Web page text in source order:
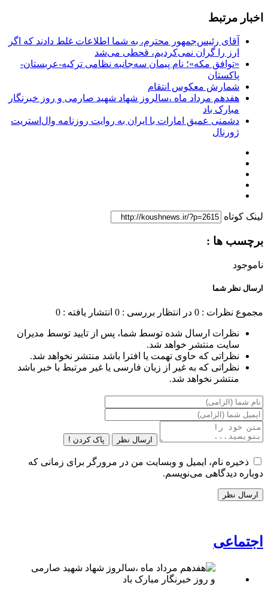
اخبار مرتبط
آقای رئیس‌جمهور محترم، به شما اطلاعات غلط دادند که اگر
ارز را گران نمی‌کردیم، قحطی می‌شد
«توافق مکه»؛ نام پیمان سه‌جانبه نظامی ترکیه-عربستان-
پاکستان
شمارش معکوس انتقام
هفدهم مرداد ماه ،سالروز شهاد شهید صارمی و روز خبرنگار
مبارک باد
دشمنی عمیق امارات با ایران به روایت روزنامه وال‌استریت
ژورنال
لینک کوتاه
برچسب ها :
ناموجود
ارسال نظر شما
مجموع نظرات : 0 در انتظار بررسی : 0 انتشار یافته : 0
نظرات ارسال شده توسط شما، پس از تایید توسط مدیران
سایت منتشر خواهد شد.
نظراتی که حاوی تهمت یا افترا باشد منتشر نخواهد شد.
نظراتی که به غیر از زبان فارسی یا غیر مرتبط با خبر باشد
منتشر نخواهد شد.
ارسال نظر پاک کردن !
ذخیره نام، ایمیل و وبسایت من در مرورگر برای زمانی که
دوباره دیدگاهی می‌نویسم.
اجتماعی